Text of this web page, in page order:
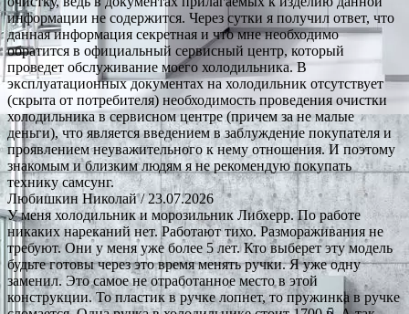
информации не содержится. Через сутки я получил ответ, что
данная информация секретная и что мне необходимо
обратится в официальный сервисный центр, который
проведет обслуживание моего холодильника. В
эксплуатационных документах на холодильник отсутствует
(скрыта от потребителя) необходимость проведения очистки
холодильника в сервисном центре (причем за не малые
деньги), что является введением в заблуждение покупателя и
проявлением неуважительного к нему отношения. И поэтому
знакомым и близким людям я не рекомендую покупать
технику самсунг.
Любишкин Николай/ 23.07.2026
У меня холодильник и морозильник Либхерр. По работе
никаких нареканий нет. Работают тихо. Размораживания не
требуют. Они у меня уже более 5 лет. Кто выберет эту модель
будьте готовы через это время менять ручки. Я уже одну
заменил. Это самое не отработанное место в этой
конструкции. То пластик в ручке лопнет, то пружинка в ручке